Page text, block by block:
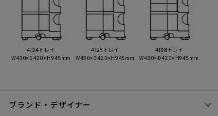
4段4トレイ
W430×D420×H945mm
4段5トレイ
W430×D420×H945mm
4段8トレイ
W430×D420×H945mm
ブランド・デザイナー